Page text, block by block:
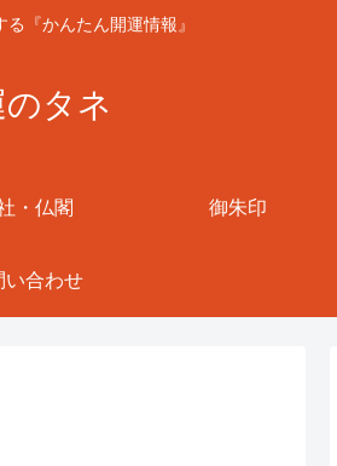
『かんたん開運情報』
のタネ
・仏閣 御朱印
い合わせ